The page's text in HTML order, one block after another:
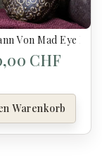
Von Mad Eye
CHF
Warenkorb